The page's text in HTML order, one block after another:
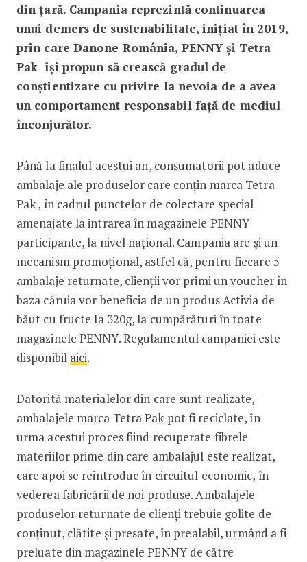
din țară. Campania reprezintă continuarea
unui demers de sustenabilitate, inițiat în 2019,
prin care Danone România, PENNY și Tetra
Pak își propun să crească gradul de
conștientizare cu privire la nevoia de a avea
un comportament responsabil față de mediul
înconjurător.
Până la finalul acestui an, consumatorii pot aduce
ambalaje ale produselor care conțin marca Tetra
Pak , în cadrul punctelor de colectare special
amenajate la intrarea în magazinele PENNY
participante, la nivel național. Campania are și un
mecanism promoțional, astfel că, pentru fiecare 5
ambalaje returnate, clienții vor primi un voucher în
baza căruia vor beneficia de un produs Activia de
băut cu fructe la 320g, la cumpărături în toate
magazinele PENNY. Regulamentul campaniei este
disponibil aici.
Datorită materialelor din care sunt realizate,
ambalajele marca Tetra Pak pot fi reciclate, în
urma acestui proces fiind recuperate fibrele
materiilor prime din care ambalajul este realizat,
care apoi se reintroduc în circuitul economic, în
vederea fabricării de noi produse. Ambalajele
produselor returnate de clienți trebuie golite de
conținut, clătite și presate, în prealabil, urmând a fi
preluate din magazinele PENNY de către